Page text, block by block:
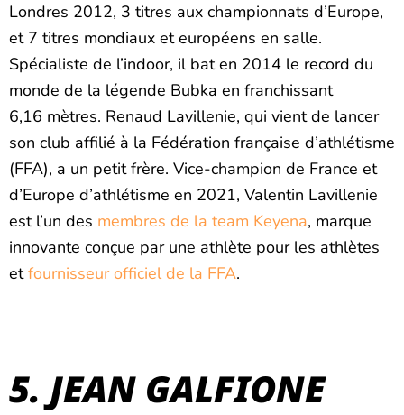
Londres 2012, 3 titres aux championnats d’Europe,
et 7 titres mondiaux et européens en salle.
Spécialiste de l’indoor, il bat en 2014 le record du
monde de la légende Bubka en franchissant
6,16 mètres. Renaud Lavillenie, qui vient de lancer
son club affilié à la Fédération française d’athlétisme
(FFA), a un petit frère. Vice-champion de France et
d’Europe d’athlétisme en 2021, Valentin Lavillenie
est l’un des membres de la team Keyena, marque
innovante conçue par une athlète pour les athlètes
etfournisseur officiel de la FFA.
5. JEAN GALFIONE